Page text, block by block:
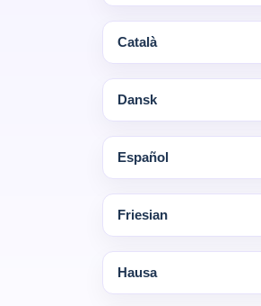
Català
Dansk
Español
Friesian
Hausa